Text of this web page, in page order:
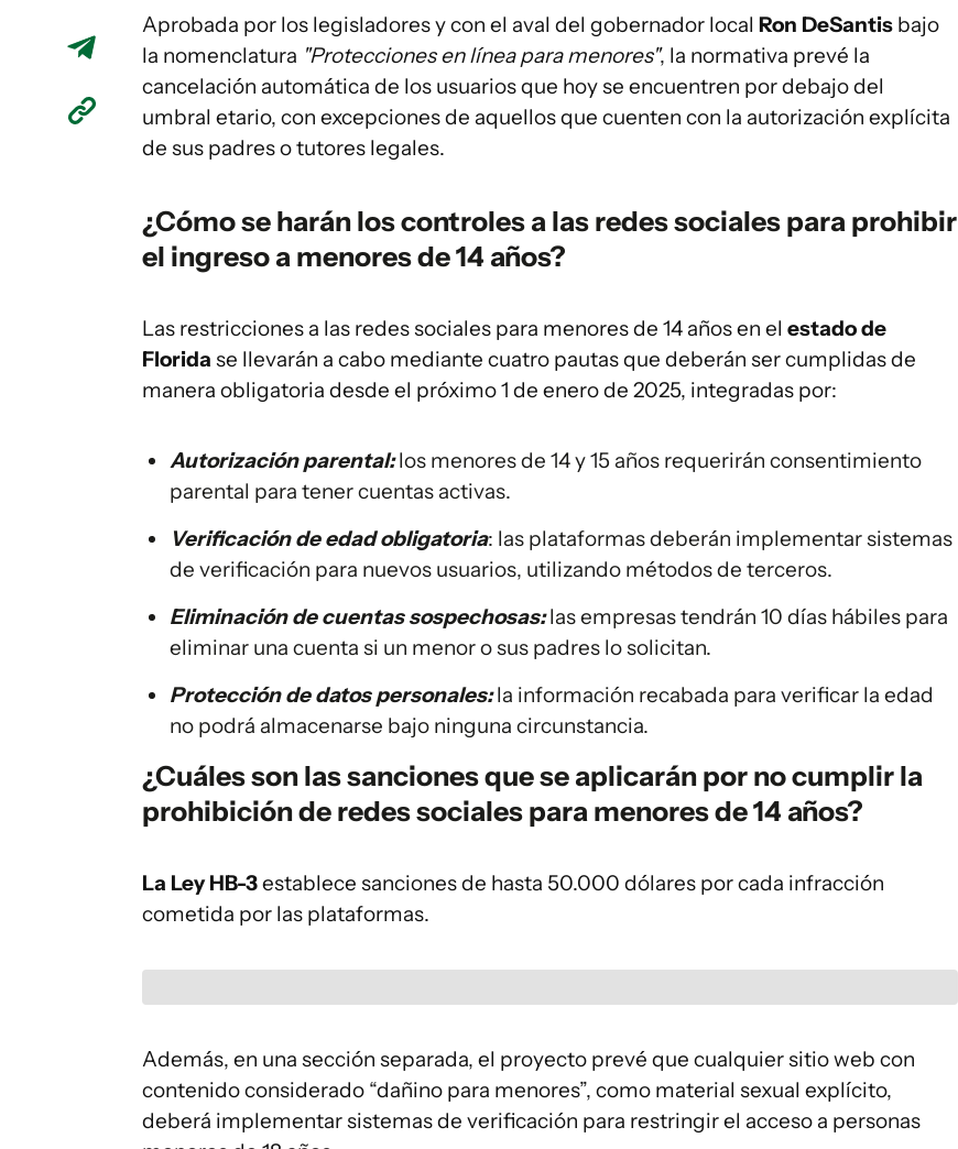
Aprobada por los legisladores y con el aval del gobernador local Ron DeSantis bajo
la nomenclatura "Protecciones en línea para menores", la normativa prevé la
cancelación automática de los usuarios que hoy se encuentren por debajo del
umbral etario, con excepciones de aquellos que cuenten con la autorización explícita
de sus padres o tutores legales.
¿Cómo se harán los controles a las redes sociales para prohibir
el ingreso a menores de 14 años?
Las restricciones a las redes sociales para menores de 14 años en el estado de
Florida se llevarán a cabo mediante cuatro pautas que deberán ser cumplidas de
manera obligatoria desde el próximo 1 de enero de 2025, integradas por:
Autorización parental:los menores de 14 y 15 años requerirán consentimiento
parental para tener cuentas activas.
Verificación de edad obligatoria: las plataformas deberán implementar sistemas
de verificación para nuevos usuarios, utilizando métodos de terceros.
Eliminación de cuentas sospechosas:las empresas tendrán 10 días hábiles para
eliminar una cuenta si un menor o sus padres lo solicitan.
Protección de datos personales:la información recabada para verificar la edad
no podrá almacenarse bajo ninguna circunstancia.
¿Cuáles son las sanciones que se aplicarán por no cumplir la
prohibición de redes sociales para menores de 14 años?
La Ley HB-3establece sanciones de hasta 50.000 dólares por cada infracción
cometida por las plataformas.
Además, en una sección separada, el proyecto prevé que cualquier sitio web con
contenido considerado “dañino para menores”, como material sexual explícito,
deberá implementar sistemas de verificación para restringir el acceso a personas